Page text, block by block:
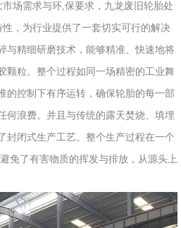
场需求与环,保要求，九龙废旧轮胎处
，为行业提供了一套切实可行的解决
与精细研磨技术，能够精准、快速地将
颗粒。整个过程如同一场精密的工业舞
的控制下有序运转，确保轮胎的每一部
何浪费。并且与传统的露天焚烧、填埋
封闭式生产工艺。整个生产过程在一个
免了有害物质的挥发与排放，从源头上